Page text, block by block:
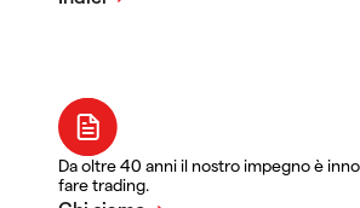
Da oltre 40 anni il nostro impegno è
fare trading.